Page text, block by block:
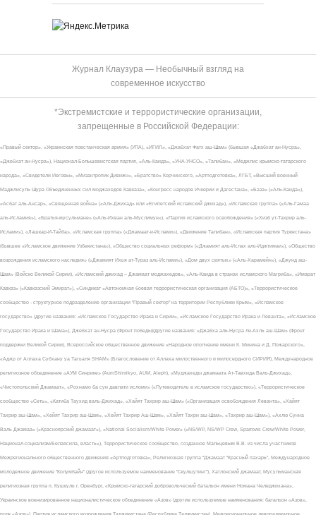
Журнал Клаузура — Необычный взгляд на
современное искусство
*Экстремистские и террористические организации,
запрещенные в Российской Федерации:
«Правый сектор», «Украинская повстанческая армия» (УПА), «ИГИЛ», «Джабхат Фатх аш-Шам» (бывшая «Джабхат ан-Нусра»,
«Джебхат ан-Нусра»), Национал-Большевистская партия, «Аль-Каида», «УНА-УНСО», «Талибан», «Меджлис крымско-татарского
народа», «Свидетели Иеговы», «Мизантропик Дивижн», «Братство» Корчинского, «Артподготовка», ЛГБТ, «Высший военный
Маджлисуль Шура Объединенных сил моджахедов Кавказа», «Конгресс народов Ичкерии и Дагестана», «База» («Аль-Каида»),
«Асбат аль-Ансар», «Священная война» («Аль-Джихад» или «Египетский исламский джихад»), «Исламская группа» («Аль-Гамаа
аль-Исламия»), «Братья-мусульмане» («Аль-Ихван аль-Муслимун»), «Партия исламского освобождения» («Хизб ут-Тахрир аль-
Ислами»), «Лашкар-И-Тайба», «Исламская группа» («Джамаат-и-Ислами»), «Движение Талибан», «Исламская партия Туркестана»
(бывшее «Исламское движение Узбекистана»), «Общество социальных реформ» («Джамият аль-Ислах аль-Иджтимаи»), «Общество
возрождения исламского наследия» («Джамият Ихья ат-Тураз аль-Ислами»), «Дом двух святых» («Аль-Харамейн»), «Джунд аш-
Шам» (Войско Великой Сирии), «Исламский джихад – Джамаат моджахедов», «Аль-Каида в странах исламского Магриба», «Имарат
Кавказ» («Кавказский Эмират»), «Синдикат «Автономная боевая террористическая организация (АБТО)», «Террористическое
сообщество - структурное подразделение организации "Правый сектор" на территории Республики Крым», «Исламское
государство» (другие названия: «Исламское Государство Ирака и Сирии», «Исламское Государство Ирака и Леванта», «Исламское
Государство Ирака и Шама»), Джебхат ан-Нусра (Фронт победы)(другие названия: «Джабха аль-Нусра ли-Ахль аш-Шам» (Фронт
поддержки Великой Сирии), Всероссийское общественное движение «Народное ополчение имени К. Минина и Д. Пожарского»,
«Аджр от Аллаха Субхану уа Тагьаля SHAM» (Благословение от Аллаха милоственного и милосердного СИРИЯ), Международное
религиозное объединение «АУМ Синрике» (AumShinrikyo, AUM, Aleph), «Муджахеды джамаата Ат-Тавхида Валь-Джихад»,
«Чистопольский Джамаат», «Рохнамо ба суи давлати исломи» («Путеводитель в исламское государство»), «Террористическое
сообщество «Сеть», «Катиба Таухид валь-Джихад», «Хайят Тахрир аш-Шам» («Организация освобождения Леванта», «Хайят
Тахрир аш-Шам», «Хейят Тахрир аш-Шам», «Хейят Тахрир Аш-Шам», «Хайят Тахри аш-Шам», «Тахрир аш-Шам»), «Ахлю Сунна
Валь Джамаа» («Красноярский джамаат»), «National Socialism/White Power» («NS/WP, NS/WP Crew, Sparrows Crew/White Power,
Национал-социализм/Белаясила, власть»), Террористическое сообщество, созданное Мальцевым В.В. из числа участников
Межрегионального общественного движения «Артподготовка», Религиозная группа “Джамаат “Красный пахарь”, Международное
молодежное движение "Колумбайн" (другое используемое наименование "Скулшутинг"), Хатлонский джамаат, Мусульманская
религиозная группа п. Кушкуль г. Оренбург, «Крымско-татарский добровольческий батальон имени Номана Челеджихана»,
Украинское военизированное националистическое объединение «Азов» (другие используемые наименования: батальон «Азов»,
полк «Азов»), Партия исламского возрождения Таджикистана (Республика Таджикистан), Межрегиональное леворадикальное